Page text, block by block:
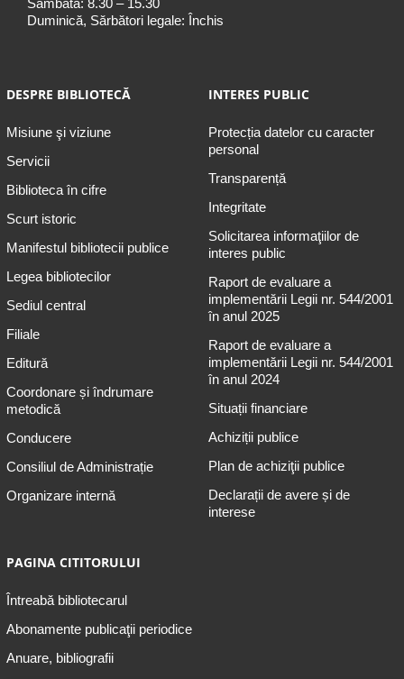
Sâmbătă: 8.30 – 15.30
Duminică, Sărbători legale: Închis
DESPRE BIBLIOTECĂ
Misiune şi viziune
Servicii
Biblioteca în cifre
Scurt istoric
Manifestul bibliotecii publice
Legea bibliotecilor
Sediul central
Filiale
Editură
Coordonare și îndrumare
metodică
Conducere
Consiliul de Administrație
Organizare internă
INTERES PUBLIC
Protecția datelor cu caracter
personal
Transparență
Integritate
Solicitarea informaţiilor de
interes public
Raport de evaluare a
implementării Legii nr. 544/2001
în anul 2025
Raport de evaluare a
implementării Legii nr. 544/2001
în anul 2024
Situații financiare
Achiziții publice
Plan de achiziţii publice
Declarații de avere și de
interese
PAGINA CITITORULUI
Întreabă bibliotecarul
Abonamente publicaţii periodice
Anuare, bibliografii